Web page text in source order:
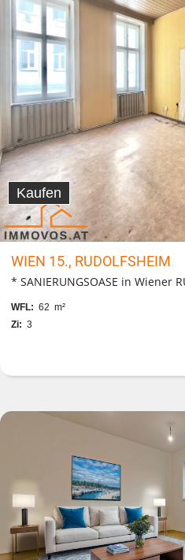
Kaufen
WIEN 15., RUDOLFSHEIM
* SANIERUNGSOASE in Wiener
WFL: 62 m²
Zi: 3